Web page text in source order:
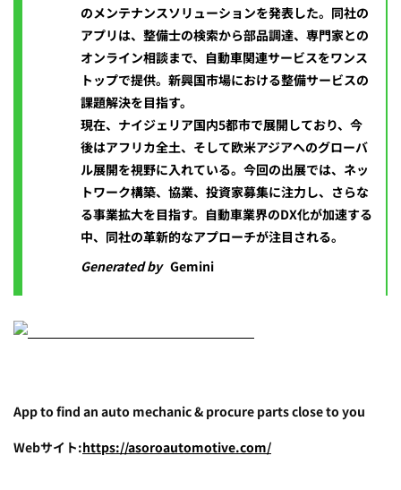
のメンテナンスソリューションを発表した。同社の
アプリは、整備士の検索から部品調達、専門家との
オンライン相談まで、自動車関連サービスをワンス
トップで提供。新興国市場における整備サービスの
課題解決を目指す。
現在、ナイジェリア国内5都市で展開しており、今
後はアフリカ全土、そして欧米アジアへのグローバ
ル展開を視野に入れている。今回の出展では、ネッ
トワーク構築、協業、投資家募集に注力し、さらな
る事業拡大を目指す。自動車業界のDX化が加速する
中、同社の革新的なアプローチが注目される。
Generated by Gemini
App to find an auto mechanic & procure parts close to you
Webサイト:https://asoroautomotive.com/